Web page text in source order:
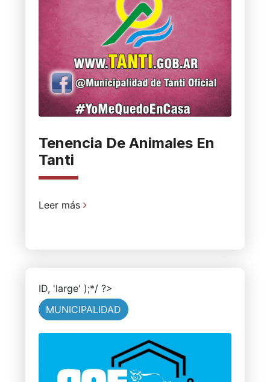
Tenencia De Animales En
Tanti
Leer más
ID, 'large' );*/ ?>
MUNICIPALIDAD